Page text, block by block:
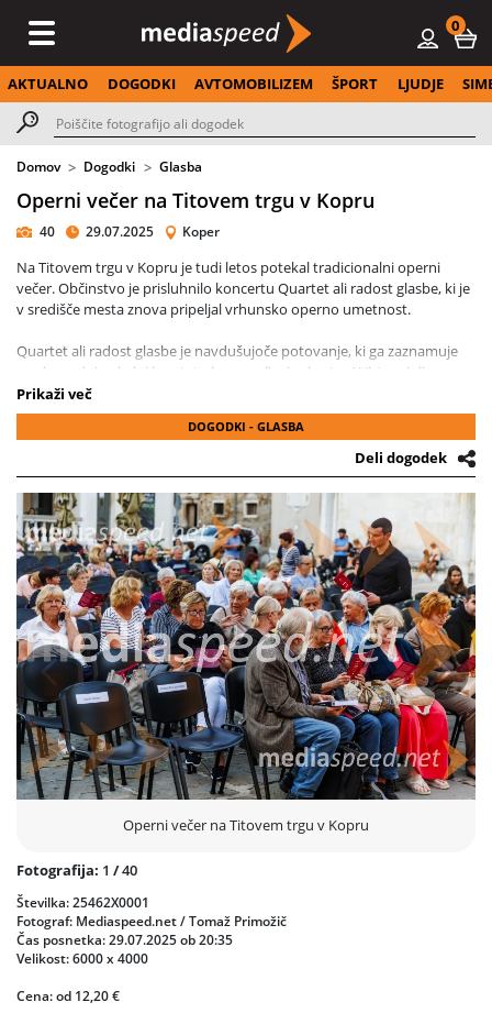
0
AKTUALNO DOGODKI AVTOMOBILIZEM ŠPORT LJUDJE
Domov Dogodki Glasba
Operni večer na Titovem trgu v Kopru
40 29.07.2025 Koper
Na Titovem trgu v Kopru je tudi letos potekal tradicionalni operni
večer. Občinstvo je prisluhnilo koncertu Quartet ali radost glasbe, ki je
v središče mesta znova pripeljal vrhunsko operno umetnost.
Quartet ali radost glasbe je navdušujoče potovanje, ki ga zaznamuje
mednarodni vokalni kvartet ob spremljavi orkestra I Virtuosi di
Aquileia, pod vodstvom dirigenta Alfreda Barchija. Gre za dragoceno
glasbeno potovanje, ki sledi različnim predlogom in glasbenim
izkušnjam, kot so klasični operni zbor, neapeljska pesem, kantavtorska
pesem in druge. 21. izdaja projekta Tespisov voz je popolnoma
posvečena užitku ob poslušanju, resnični radosti, ki jo proizvedeta
kakovost in izvirnost.
Društvo Associazione Società Filarmonia je bilo ustanovljeno leta 1998
z namenom promocije glasbene kulture in organizacije koncertov ter
kakovostnih umetniških dejavnosti. Projekt Tespisov voz, ki ga
društvo izvaja že 21 let, temelji na ideji kulturnega dogodka z močnim
čustvenim učinkom, ki je sposoben prenesti gledališko in glasbeno
kulturo do vseh družbenih slojev ter različnih občinstev.
Prikaži več
DOGODKI - GLASBA
Deli dogodek
Operni večer na Titovem trgu v Kopru
Prejšnja
Fotografija: 1 /40
Številka: 25462X0001
Fotograf: Mediaspeed.net / Tomaž Primožič
Čas posnetka: 29.07.2025 ob 20:35
Velikost: 6000 x 4000
Cena: od 12,20 €